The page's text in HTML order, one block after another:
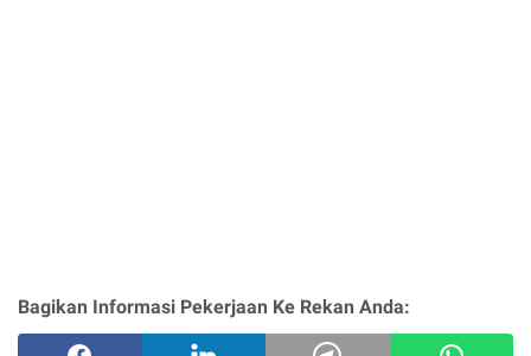
Bagikan Informasi Pekerjaan Ke Rekan Anda: